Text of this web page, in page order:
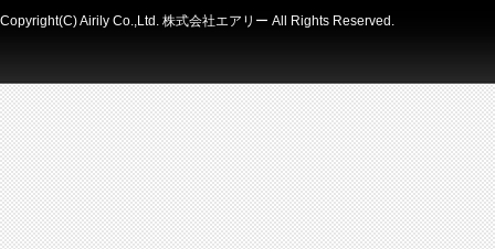
Copyright(C) Airily Co.,Ltd. 株式会社エアリー All Rights Reserved.